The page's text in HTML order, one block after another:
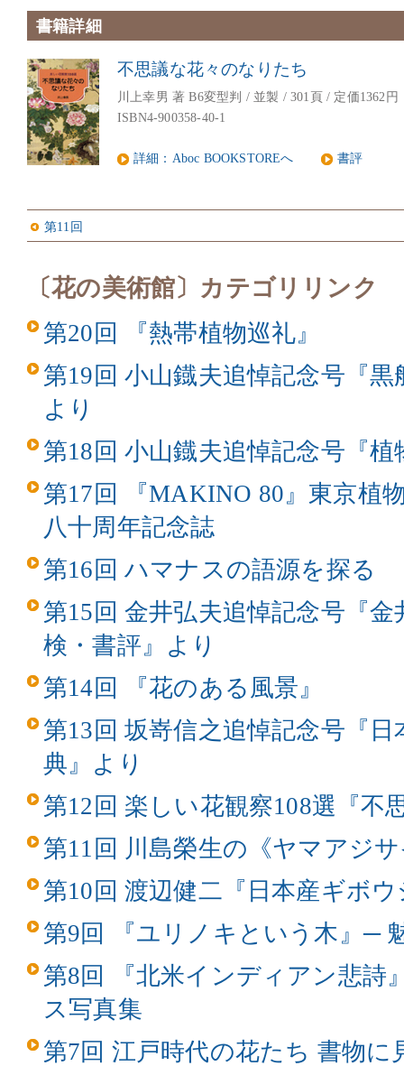
書籍詳細
不思議な花々のなりたち
川上幸男 著 B6変型判 / 並製 / 301頁 / 定価1362円
ISBN4-900358-40-1
詳細：Aboc BOOKSTOREへ 書評
第11回
〔花の美術館〕カテゴリリンク
第20回 『熱帯植物巡礼』
第19回 小山鐡夫追悼記念号『
より
第18回 小山鐡夫追悼記念号『
第17回 『MAKINO 80』東京植
八十周年記念誌
第16回 ハマナスの語源を探る
第15回 金井弘夫追悼記念号『
検・書評』より
第14回 『花のある風景』
第13回 坂嵜信之追悼記念号『
典』より
第12回 楽しい花観察108選『不
第11回 川島榮生の《ヤマアジ
第10回 渡辺健二『日本産ギボ
第9回 『ユリノキという木』─
第8回 『北米インディアン悲詩
ス写真集
第7回 江戸時代の花たち 書物に